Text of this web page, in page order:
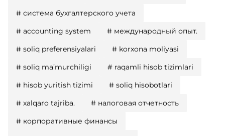
# система бухгалтерского учета
# accounting system # международный опыт.
# soliq preferensiyalari # korxona moliyasi
# soliq ma’murchiligi # raqamli hisob tizimlari
# hisob yuritish tizimi # soliq hisobotlari
# xalqaro tajriba. # налоговая отчетность
# корпоративные финансы